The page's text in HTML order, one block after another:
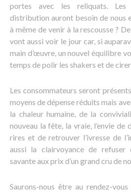
portes avec les reliquats. Les
distribution auront besoin de nous
à même de venir à la rescousse ?
vont aussi voir le jour car, si
main d’œuvre, un nouvel équilibre
temps de polir les shakers et de cirer
Les consommateurs seront
moyens de dépense réduits mais
la chaleur humaine, de la
nouveau la fête, la vraie, l’envie de
rires et de retrouver l’ivresse de
aussi la clairvoyance de refuser
savante aux prix d’un grand cru de
Saurons-nous être au rendez-